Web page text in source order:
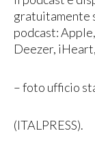
gratuitamente
podcast:
Deezer,
– foto ufficio
(ITALPRESS).